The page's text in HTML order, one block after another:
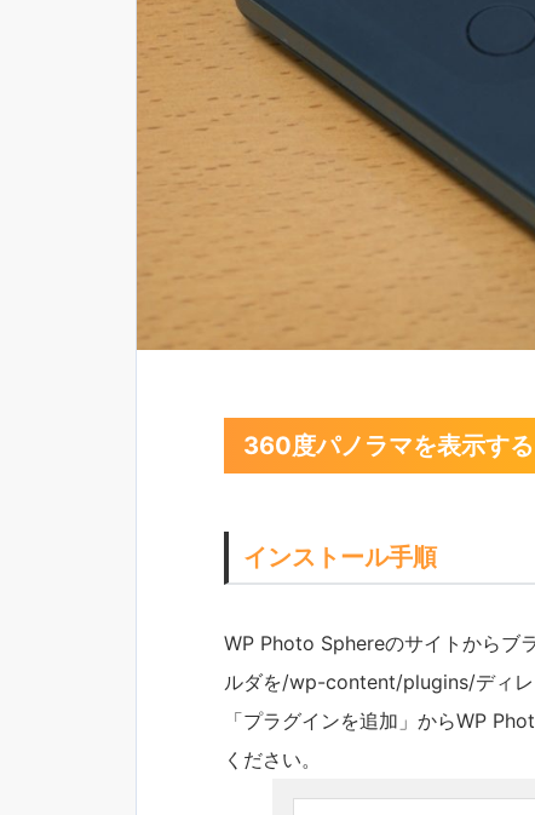
360度パノラマを表示す
インストール手順
WP Photo Sphereのサイトからブ
ルダを/wp-content/plugins/ディレ
「プラグインを追加」からWP
ください。